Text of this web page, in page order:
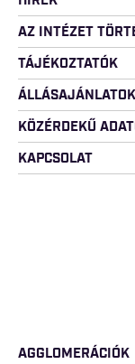
AZ INTÉZET
TÁJÉKOZTATÓK
ÁLLÁSAJÁNLATOK
KÖZÉRDEKŰ
KAPCSOLAT
AGGLOMERÁCIÓK